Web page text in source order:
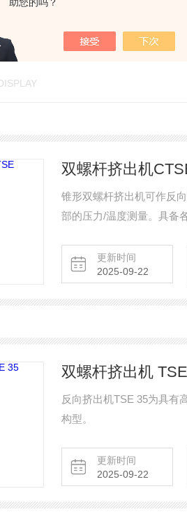
双螺杆挤出机
锥形双螺杆挤出机可作反
部的压力/温度测量。具备
更新时间
2025-09-22
双螺杆挤出机
反向挤出机TSE 35为具有
构型。
更新时间
2025-09-22